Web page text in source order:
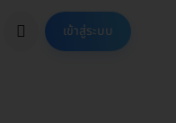
เข้าสู่ระบบ